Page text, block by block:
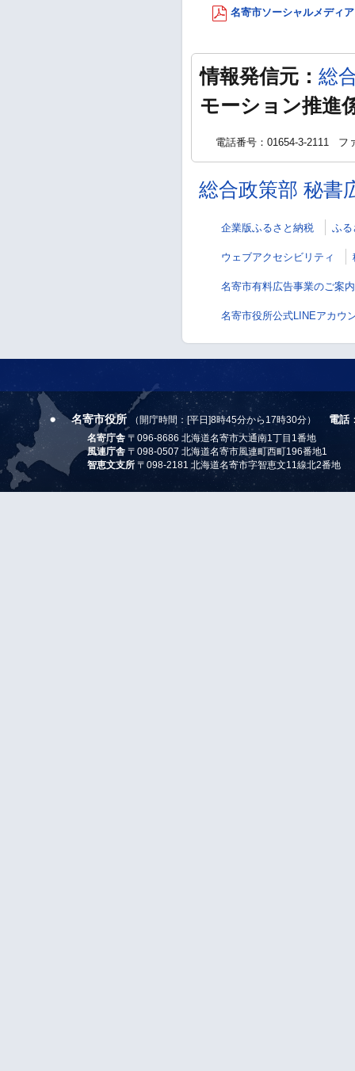
名寄市ソーシャルメディ
情報発信元： 総
モーション推進
電話番号：01654-3-2111 フ
総合政策部 秘書
企業版ふるさと納税 ふる
ウェブアクセシビリティ
名寄市有料広告事業のご案内
名寄市役所公式LINEアカウ
名寄市役所 （開庁時間：[平日]8時45分から17時30分） 電話
名寄庁舎 〒096-8686 北海道名寄市大通南1丁目1番地
風連庁舎 〒098-0507 北海道名寄市風連町西町196番地1
智恵文支所 〒098-2181 北海道名寄市字智恵文11線北2番地